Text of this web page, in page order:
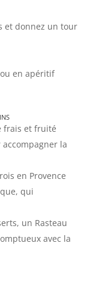
et donnez un tour
en apéritif
frais et fruité
accompagner la
en Provence
qui
un Rasteau
avec la